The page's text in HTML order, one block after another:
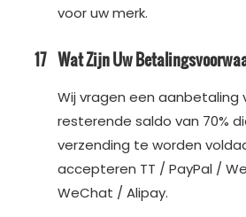
voor uw merk.
17 Wat Zijn Uw
Wij vragen een aanbetaling
resterende saldo van 70%
verzending te worden
accepteren TT / PayPal /
WeChat / Alipay.